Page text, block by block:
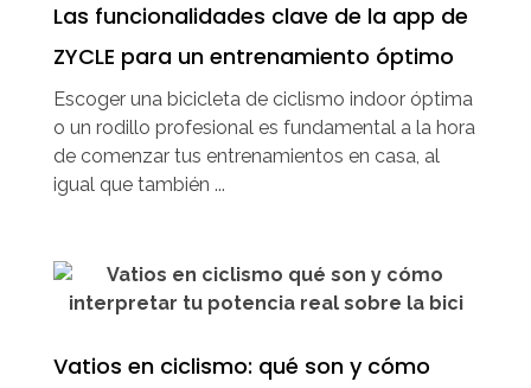
Las funcionalidades clave de la app de
ZYCLE para un entrenamiento óptimo
Escoger una bicicleta de ciclismo indoor óptima
o un rodillo profesional es fundamental a la hora
de comenzar tus entrenamientos en casa, al
igual que también ...
Vatios en ciclismo: qué son y cómo